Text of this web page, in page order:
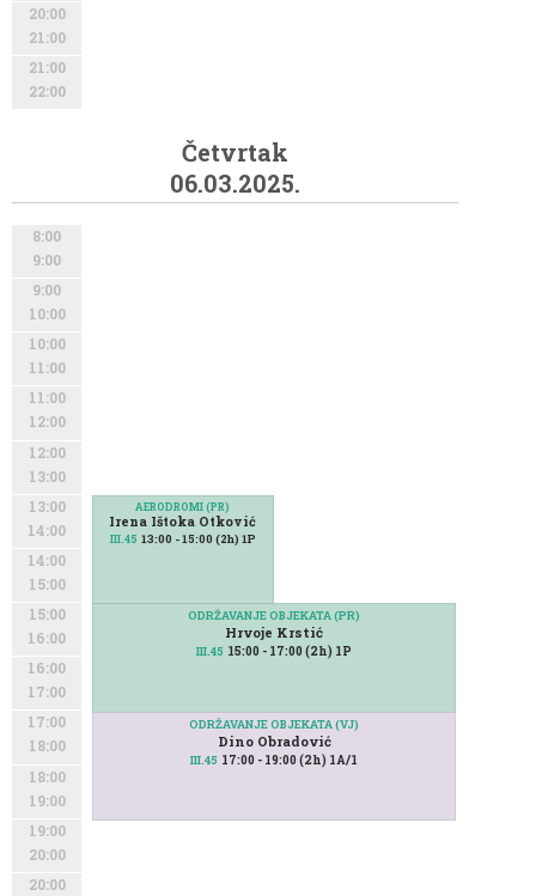
20:00
21:00
21:00
22:00
Četvrtak
06.03.2025.
8:00
9:00
9:00
10:00
10:00
11:00
11:00
12:00
12:00
13:00
13:00
14:00
14:00
15:00
15:00
16:00
16:00
17:00
17:00
18:00
18:00
19:00
19:00
20:00
20:00
AERODROMI (PR)
Irena Ištoka Otković
III.45 13:00 - 15:00 (2h) 1P
ODRŽAVANJE OBJEKATA (PR)
Hrvoje Krstić
III.45 15:00 - 17:00 (2h) 1P
ODRŽAVANJE OBJEKATA (VJ)
Dino Obradović
III.45 17:00 - 19:00 (2h) 1A/1